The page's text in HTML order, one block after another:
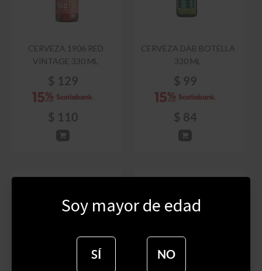
CERVEZA 1906 RED
VINTAGE 330 ML
$ 129
$ 110
CERVEZA DAB BOTELLA
330 ML
$ 99
$ 84
Soy mayor de edad
SÍ NO